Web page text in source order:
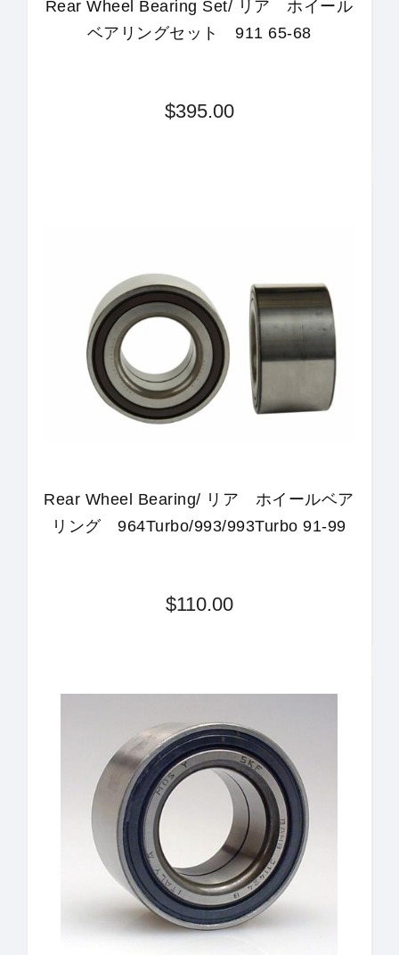
Rear Wheel Bearing Set/ リア ホイール
ベアリングセット 911 65-68
$395.00
Rear Wheel Bearing/ リア ホイールベア
リング 964Turbo/993/993Turbo 91-99
$110.00